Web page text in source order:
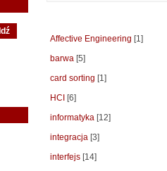
Affective Engineering [1]
barwa [5]
card sorting [1]
HCI
[6]
informatyka [12]
integracja [3]
interfejs [14]